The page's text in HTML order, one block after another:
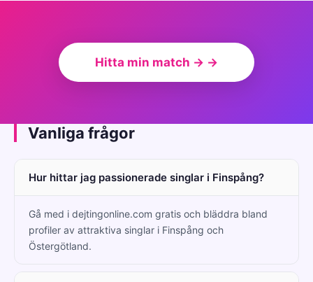
Hitta min match → →
Vanliga frågor
Hur hittar jag passionerade singlar i Finspång?
Gå med i dejtingonline.com gratis och bläddra bland
profiler av attraktiva singlar i Finspång och
Östergötland.